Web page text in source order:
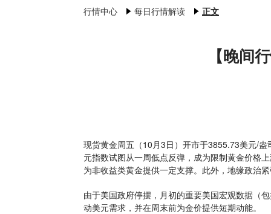
行情中心 每日行情解读 正文
【晚间
现货黄金周五（10月3日）开市于3855.73美元/
元指数试图从一周低点反弹，成为限制黄金价格
为非收益类黄金提供一定支撑。此外，地缘政治
由于美国政府停摆，月初的重要美国宏观数据（
动美元需求，并在周末前为金价提供短期动能。